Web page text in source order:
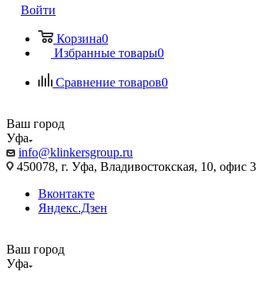
Войти
Корзина0
Избранные товары0
Сравнение товаров0
Ваш город
Уфа
info@klinkersgroup.ru
450078, г. Уфа, Владивостокская, 10, офис 3
Вконтакте
Яндекс.Дзен
Ваш город
Уфа